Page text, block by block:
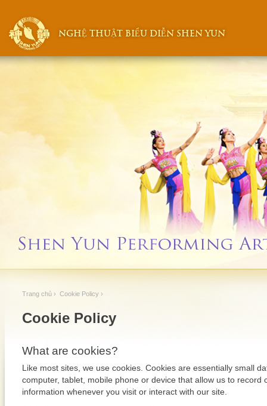
NGHỆ THUẬT BIỂU DIỄN SHEN YUN
Trang chủ › Cookie Policy ›
Cookie Policy
What are cookies?
Like most sites, we use cookies. Cookies are essentially small
computer, tablet, mobile phone or device that allow us to record
information whenever you visit or interact with our site.